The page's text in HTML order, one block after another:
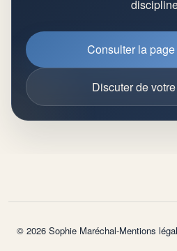
Consulter la
Discuter de
© 2026Sophie Maréchal-Mentions